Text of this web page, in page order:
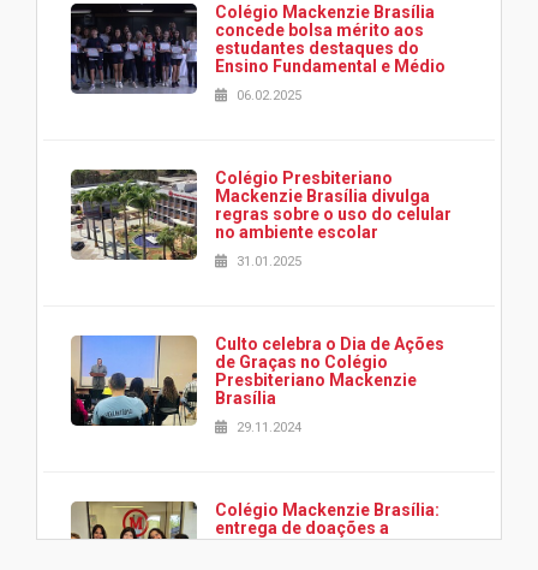
Colégio Mackenzie Brasília
concede bolsa mérito aos
estudantes destaques do
Ensino Fundamental e Médio
06.02.2025
Colégio Presbiteriano
Mackenzie Brasília divulga
regras sobre o uso do celular
no ambiente escolar
31.01.2025
Culto celebra o Dia de Ações
de Graças no Colégio
Presbiteriano Mackenzie
Brasília
29.11.2024
Colégio Mackenzie Brasília:
entrega de doações a
associação Viver da Cidade